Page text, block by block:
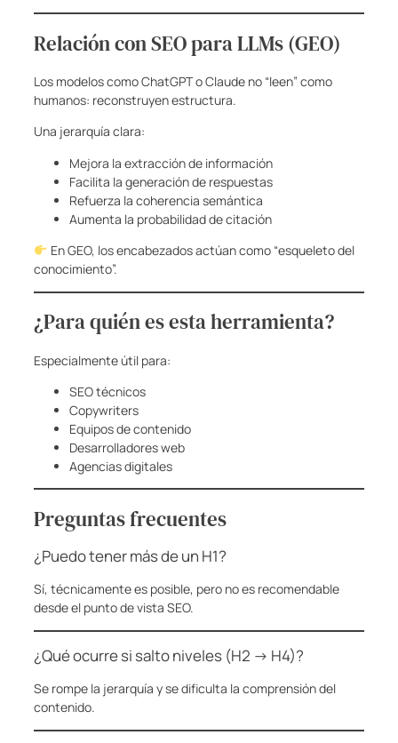
Relación con SEO para LLMs (GEO)
Los modelos como ChatGPT o Claude no “leen” como
humanos: reconstruyen estructura.
Una jerarquía clara:
Mejora la extracción de información
Facilita la generación de respuestas
Refuerza la coherencia semántica
Aumenta la probabilidad de citación
En GEO, los encabezados actúan como “esqueleto del
conocimiento”.
¿Para quién es esta herramienta?
Especialmente útil para:
SEO técnicos
Copywriters
Equipos de contenido
Desarrolladores web
Agencias digitales
Preguntas frecuentes
¿Puedo tener más de un H1?
Sí, técnicamente es posible, pero no es recomendable
desde el punto de vista SEO.
¿Qué ocurre si salto niveles (H2 → H4)?
Se rompe la jerarquía y se dificulta la comprensión del
contenido.